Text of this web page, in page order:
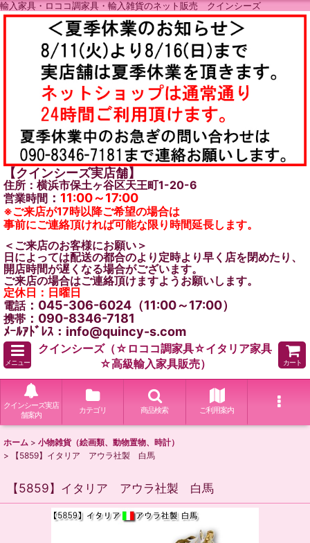
輸入家具・ロココ調家具・輸入雑貨のネット販売 クインシーズ
【クインシーズ実店舗】
住所：横浜市保土ヶ谷区天王町1-20-6
営業時間 ： 11:00～17:00
※ご来店が17時以降ご希望の場合は
事前にご連絡頂ければ可能な限り時間延長します。
＜ご来店のお客様にお願い＞
日によっては配送の都合のより定時より早く店を閉めたり、
開店時間が遅くなる場合がございます。
ご来店の場合はご連絡頂けますようお願いします。
定休日：日曜日
電話：045-306-6024（11:00～17:00）
携帯 ：090-8346-7181
ﾒｰﾙｱﾄﾞﾚｽ：info@quincy-s.com
メニュー
クインシーズ（☆ロココ調家具☆イタリア家具
☆高級輸入家具販売）
カート
クインシーズ実店
舗案内
カテゴリ 商品検索 ご利用案内
ホーム > 小物雑貨（絵画類、動物置物、時計）
>
【5859】イタリア アウラ社製 白馬
【5859】イタリア アウラ社製 白馬